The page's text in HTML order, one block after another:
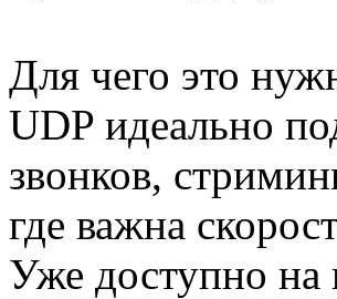
Для чего это
UDP идеально
звонков,
где важна
Уже доступно на